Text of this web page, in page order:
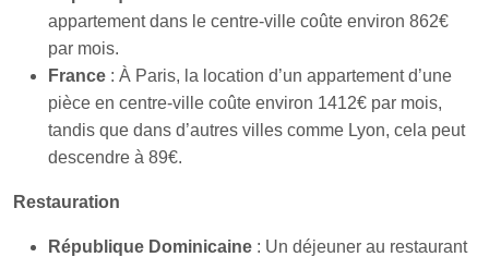
appartement dans le centre-ville coûte environ 862€
par mois.
France : À Paris, la location d’un appartement d’une
pièce en centre-ville coûte environ 1412€ par mois,
tandis que dans d’autres villes comme Lyon, cela peut
descendre à 89€.
Restauration
République Dominicaine : Un déjeuner au restaurant